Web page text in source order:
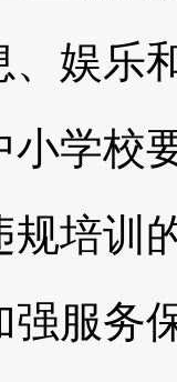
、娱乐
小学校
规培训
强服务